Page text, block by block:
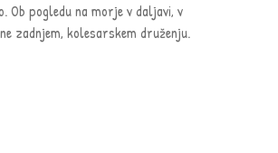
Ob pogledu na morje v daljavi, v
zadnjem, kolesarskem druženju.